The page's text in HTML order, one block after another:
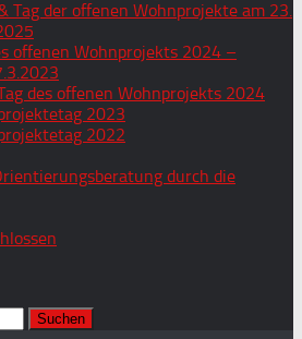
Tag der offenen Wohnprojekte am 23.
offenen Wohnprojekts 2024 –
des offenen Wohnprojekts 2024
2023
2022
durch die